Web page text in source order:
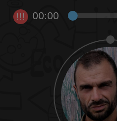
!!! 00:00